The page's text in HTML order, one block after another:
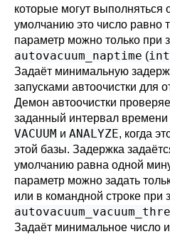
которые могут
умолчанию это число равно
параметр можно только при
autovacuum_naptime (
Задаёт минимальную
запусками автоочистки для
Демон автоочистки
заданный интервал
VACUUM и ANALYZE, когда
этой базы. Задержка
умолчанию равна одной
параметр можно задать
или в командной строке при
Задаёт минимальное число